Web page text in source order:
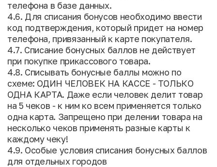
телефона в базе данных.
4.6. Для списания бонусов необходимо ввести
код подтверждения, который придет на номер
телефона, привязанный к карте покупателя.
4.7. Списание бонусных баллов не действует
при покупке прикассового товара.
4.8. Списывать бонусные баллы можно по
схеме: ОДИН ЧЕЛОВЕК НА КАССЕ - ТОЛЬКО
ОДНА КАРТА. Даже если человек делит товар
на 5 чеков - к ним ко всем применяется только
одна карта. Запрещено при делении товара на
несколько чеков применять разные карты к
каждому чеку!
4.9. Особые условия списания бонусных баллов
для отдельных городов